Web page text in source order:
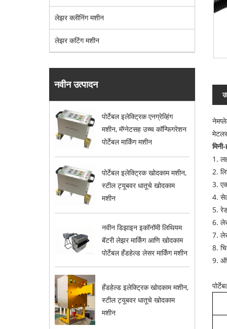
लेझर क्लीनिंग मशीन
लेझर कटिंग मशीन
नवीन उत्पादन
पोर्टेबल इलेक्ट्रिक एनग्रेव्हिंग
मशीन, मॅग्नेटसह उच्च कॉन्फिगरेशन
पोर्टेबल मार्किंग मशीन
पोर्टेबल इलेक्ट्रिक खोदकाम मशीन,
स्टील ट्यूबवर धातूचे खोदकाम
मशीन
नवीन डिझाइन इकॉनॉमी लिथियम
बॅटरी लेझर मार्किंग आणि खोदकाम
पोर्टेबल हँडहेल्ड लेसर मार्किंग मशीन
हँडहेल्ड इलेक्ट्रिक खोदकाम मशीन,
स्टील ट्यूबवर धातूचे खोदकाम
मशीन
1.
2.
3.
4.
5.
6.
7.
8.
9.